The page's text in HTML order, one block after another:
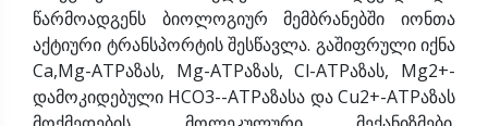
წარმოადგენს ბიოლოგიურ მემბრანებში იონთა
აქტიური ტრანსპორტის შესწავლა. გაშიფრული იქნა
Ca,Mg-ATPაზას, Mg-ATPაზას, Cl-ATPაზას, Mg2+-
დამოკიდებული HCO3--ATPაზასა და Cu2+-ATPაზას